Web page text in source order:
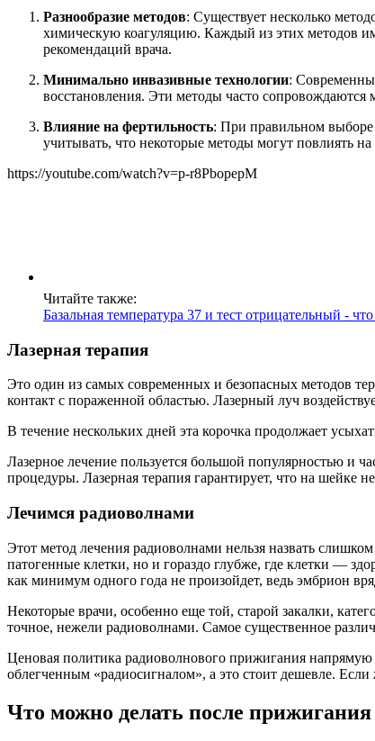
Разнообразие методов: Существует несколько
химическую коагуляцию. Каждый из этих методов
рекомендаций врача.
Минимально инвазивные технологии:
восстановления. Эти методы часто
Влияние на фертильность: При правильном
учитывать, что некоторые методы могут повлиять
https://youtube.com/watch?v=p-r8PbopepM
Читайте также:
Базальная температура 37 и тест отрицательный - что
Лазерная терапия
Это один из самых современных и безопасных методов
контакт с пораженной областью. Лазерный луч
В течение нескольких дней эта корочка продолжает
Лазерное лечение пользуется большой популярностью и
процедуры. Лазерная терапия гарантирует, что на шейке
Лечимся радиоволнами
Этот метод лечения радиоволнами нельзя назвать
патогенные клетки, но и гораздо глубже, где клетки —
как минимум одного года не произойдет, ведь эмбрион
Некоторые врачи, особенно еще той, старой закалки,
точное, нежели радиоволнами. Самое существенное
Ценовая политика радиоволнового прижигания напрямую
облегченным «радиосигналом», а это стоит дешевле. Если
Что можно делать после прижигания